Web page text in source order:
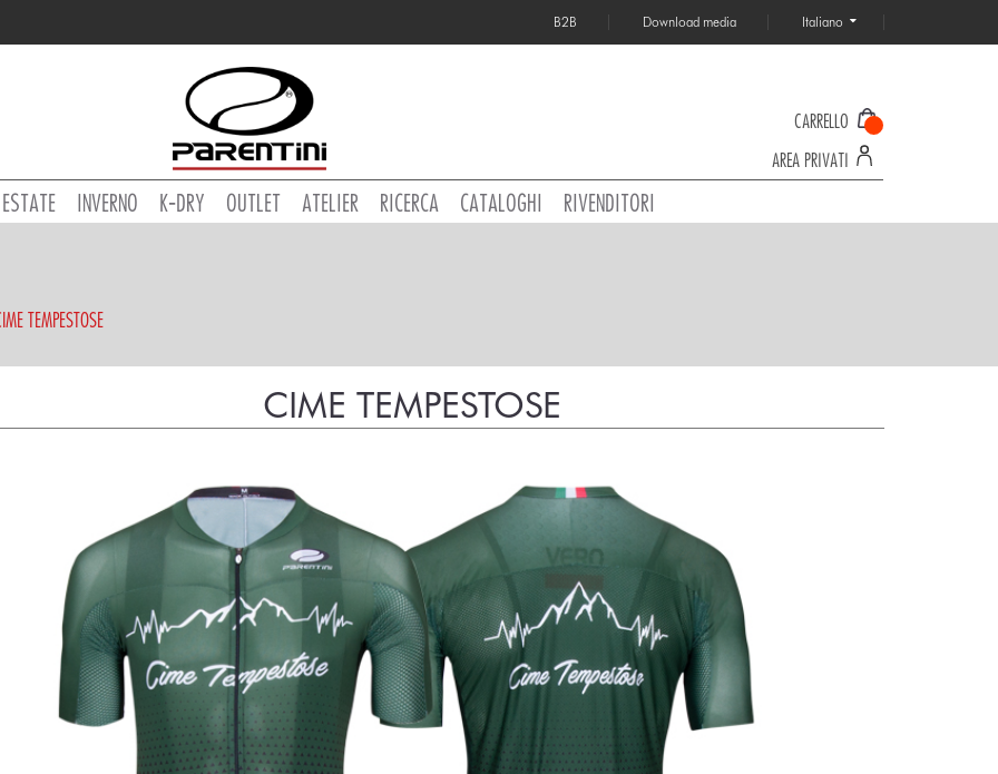
B2B Download media Italiano
CARRELLO
AREA PRIVATI
ESTATE INVERNO K-DRY OUTLET ATELIER RICERCA CATALOGHI RIVENDITORI
TEMPESTOSE
CIME TEMPESTOSE